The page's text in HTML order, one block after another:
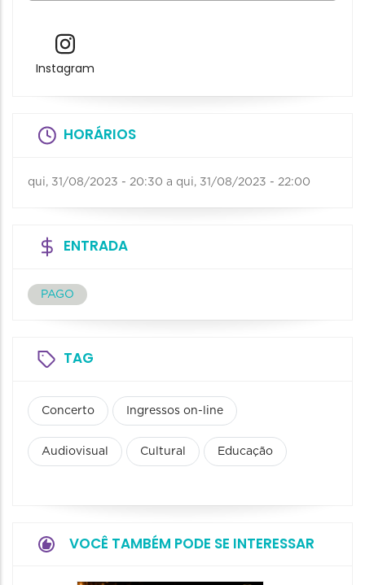
Instagram
HORÁRIOS
qui, 31/08/2023 - 20:30 a qui, 31/08/2023 - 22:00
ENTRADA
PAGO
TAG
Concerto Ingressos on-line
Audiovisual Cultural Educação
VOCÊ TAMBÉM PODE SE INTERESSAR